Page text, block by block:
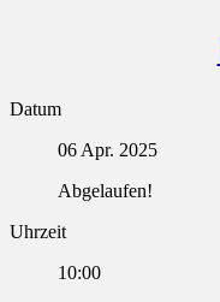
Datum
06 Apr. 2025
Abgelaufen!
Uhrzeit
10:00